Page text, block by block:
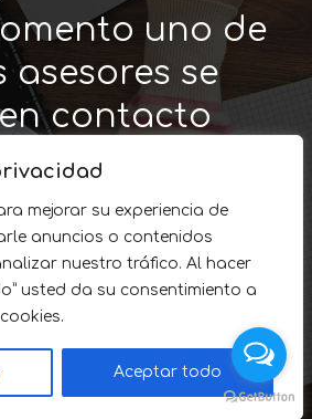
mejorar su experiencia de
anuncios o contenidos
nuestro tráfico. Al hacer
usted da su consentimiento a
Aceptar todo
uno de
asesores se
contacto